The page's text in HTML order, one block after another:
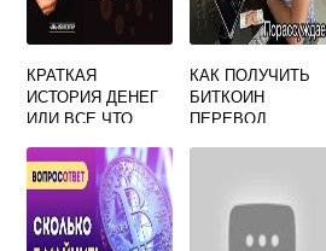
КРАТКАЯ
ИСТОРИЯ ДЕНЕГ
ИЛИ ВСЕ ЧТО
БИТКОИНЕ
ЧИТАТЬ ОНЛАЙН
КАК ПОЛУЧИТЬ
БИТКОИН
ПЕРЕВОД